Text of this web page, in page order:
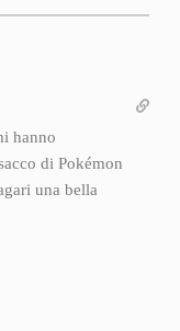
hanno
di Pokémon
una bella